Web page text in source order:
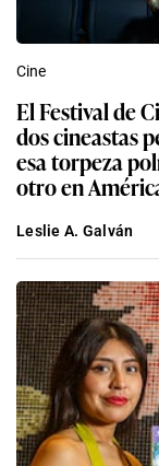
Cine
El Festival de
dos cineastas
esa torpeza
otro en
Leslie A. Galván